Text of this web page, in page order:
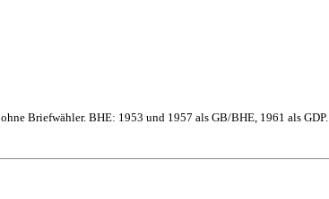
Briefwähler. BHE: 1953 und 1957 als GB/BHE, 1961 als GDP.